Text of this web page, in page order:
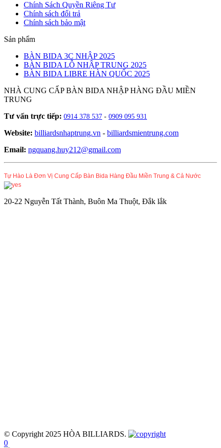
Chính Sách Quyền Riêng Tư
Chính sách đổi trả
Chính sách bảo mật
Sản phẩm
BÀN BIDA 3C NHẬP 2025
BÀN BIDA LỖ NHẬP TRUNG 2025
BÀN BIDA LIBRE HÀN QUỐC 2025
NHÀ CUNG CẤP BÀN BIDA NHẬP HÀNG ĐẦU MIỀN
TRUNG
Tư vấn trực tiếp: 0914 378 537 - 0909 095 931
Website: billiardsnhaptrung.vn - billiardsmientrung.com
Email: ngquang.huy212@gmail.com
Tự Hào Là Đơn Vị Cung Cấp Bàn Bida Hàng Đầu Miền Trung & Cả Nước
20-22 Nguyễn Tất Thành, Buôn Ma Thuột, Đắk lắk
© Copyright 2025 HÒA BILLIARDS.
0